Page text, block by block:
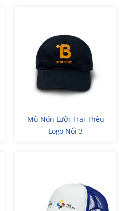
Mũ Nón Lưỡi Trai Thêu
Logo Nổi 3